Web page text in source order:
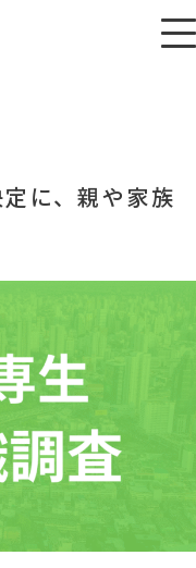
に、親や家族